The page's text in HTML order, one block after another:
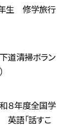
生 修学旅行
道清掃ボラン
８年度全国学
語「話すこ